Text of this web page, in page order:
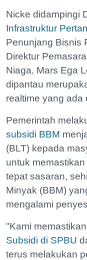
Nicke didampingi
Infrastruktur
Penunjang Bisnis
Direktur
Niaga, Mars Ega
dipantau
realtime yang ada
Pemerintah
subsidi BBM
(BLT) kepada
untuk
tepat sasaran,
Minyak (BBM)
mengalami
"Kami
Subsidi di SPBU
terus melakukan